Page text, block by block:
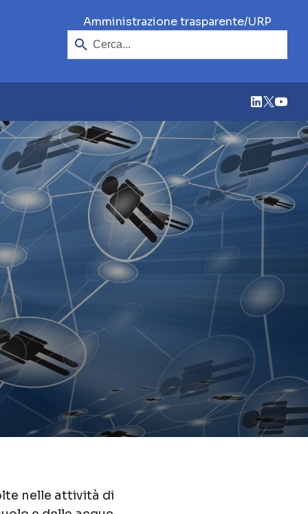
Amministrazione trasparente/URP
nelle attività di